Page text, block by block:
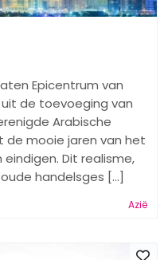
Epicentrum van
de toevoeging van
Arabische
de mooie jaren van het
Dit realisme,
handelsges [...]
Azië